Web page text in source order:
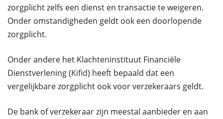
zorgplicht zelfs een dienst en transactie te weigeren.
Onder omstandigheden geldt ook een doorlopende
zorgplicht.
Onder andere het Klachteninstituut Financiële
Dienstverlening (Kifid) heeft bepaald dat een
vergelijkbare zorgplicht ook voor verzekeraars geldt.
De bank of verzekeraar zijn meestal aanbieder en aan